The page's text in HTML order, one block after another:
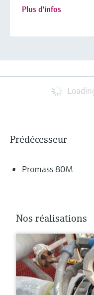
Plus d'infos
Prédécesseur
Promass 80M
Nos réalisations